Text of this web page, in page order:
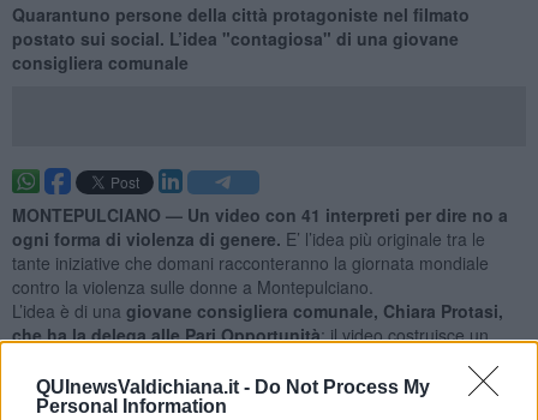
QUInewsValdichiana.it - Do Not Process My
Personal Information
Quarantuno persone della città protagoniste nel filmato
postato sui social. L’idea "contagiosa" di una giovane
consigliera comunale
MONTEPULCIANO — Un video con 41 interpreti per dire no a
ogni forma di violenza di genere. E’ l’idea più originale tra le
tante iniziative che domani racconteranno la giornata mondiale
contro la violenza sulle donne a Montepulciano.
L’idea è di una giovane consigliera comunale, Chiara Protasi,
che ha la delega alle Pari Opportunità: il video costruisce un
dai rappresentanti delle associazioni di Montepulciano
Volti, voci, concetti che attraverso la rete